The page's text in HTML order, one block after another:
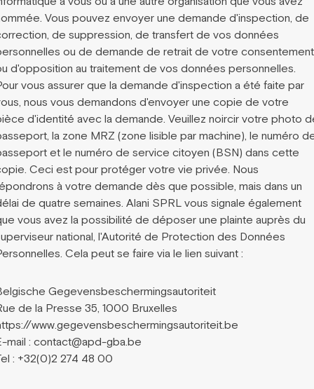
Vous pouvez envoyer une demande d'inspection, de
de suppression, de transfert de vos données
ou de demande de retrait de votre consentement
d'opposition au traitement de vos données personnelles.
vous assurer que la demande d'inspection a été faite par
nous vous demandons d'envoyer une copie de votre
d'identité avec la demande. Veuillez noircir votre photo
la zone MRZ (zone lisible par machine), le numéro
et le numéro de service citoyen (BSN) dans cette
Ceci est pour protéger votre vie privée. Nous
à votre demande dès que possible, mais dans un
de quatre semaines. Alani SPRL vous signale également
vous avez la possibilité de déposer une plainte auprès du
national, l'Autorité de Protection des Données
Cela peut se faire via le lien suivant :
Gegevensbeschermingsautoriteit
de la Presse 35, 1000 Bruxelles
www.gegevensbeschermingsautoriteit.be
mail : contact@apd-gba.be
: +32(0)2 274 48 00